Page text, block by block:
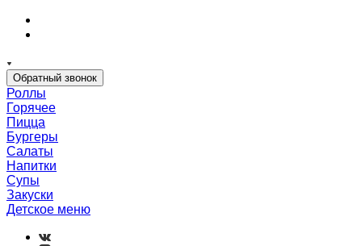
Обратный звонок
Роллы
Горячее
Пицца
Бургеры
Салаты
Напитки
Супы
Закуски
Детское меню